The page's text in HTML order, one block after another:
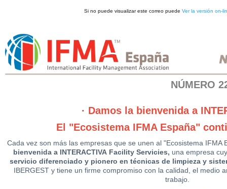
Si no puede visualizar este correo puede Ver la versión on-
NÚMERO
· Damos la bienvenida a
El "Ecosistema IFMA España"
Cada vez son más las empresas que se unen al "Ecosistema IFMA
bienvenida a INTERACTIVA Facility Servicies, una empresa
servicio diferenciado y pionero en técnicas de limpieza y
IBERGEST y tiene un firme compromiso con la calidad, el medio
trabajo.